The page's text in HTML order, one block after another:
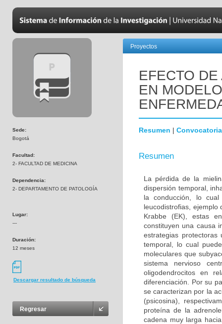
Sede:
Bogotá
Facultad:
2- FACULTAD DE MEDICINA
Dependencia:
2- DEPARTAMENTO DE PATOLOGÍA
Lugar:
---
Duración:
12 meses
Descargar resultado de búsqueda
Regresar
Proyectos
EFECTO
EN
Resumen | Convocatoria
Resumen
La pérdida de la
dispersión temporal,
la conducción, lo cual
leucodistrofias,
Krabbe (EK), estas
constituyen una causa
estrategias protectoras
temporal, lo cual
moleculares que
sistema nervioso
oligodendrocitos en
diferenciación. Por su
se caracterizan por la
(psicosina),
proteína de la
cadena muy larga